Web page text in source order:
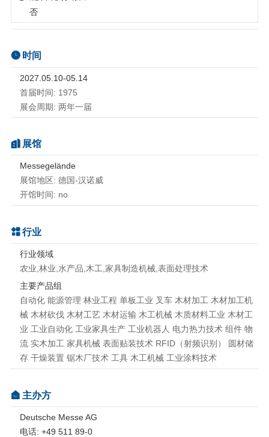
否
时间
2027.05.10-05.14
首届时间: 1975
展会周期: 两年一届
展馆
Messegelände
展馆地区: 德国-汉诺威
开馆时间: no
行业
行业领域
农业,林业,水产品,木工,家具制造机械,表面处理技术
主要产品组
自动化 能源管理 林业工程 单板工业 叉车 木材加工 木材加工机
械 木材砍伐 木材工艺 木材运输 木工机械 木质材料工业 木材工
业 工业自动化 工业家具生产 工业机器人 电力热力技术 组件 物
流 实木加工 家具机械 表面贴装技术 RFID（射频识别） 圆材储
存 干燥装置 锯木厂技术 工具 木工机械 工业涂料技术
主办方
Deutsche Messe AG
电话: +49 511 89-0